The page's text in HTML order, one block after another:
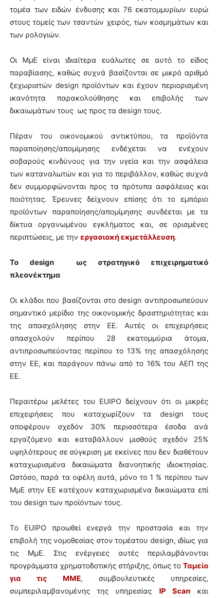
τομέα των ειδών ένδυσης και 76 εκατομμυρίων ευρώ
στους τομείς των τσαντών χειρός, των κοσμημάτων και
των ρολογιών.
Οι ΜμΕ είναι ιδιαίτερα ευάλωτες σε αυτό το είδος
παραβίασης, καθώς συχνά βασίζονται σε μικρό αριθμό
ξεχωριστών design προϊόντων και έχουν περιορισμένη
ικανότητα παρακολούθησης και επιβολής των
δικαιωμάτων τους ως προς τα design τους.
Πέραν του οικονομικού αντικτύπου, τα προϊόντα
παραποίησης/απομίμησης ενδέχεται να ενέχουν
σοβαρούς κινδύνους για την υγεία και την ασφάλεια
των καταναλωτών και για το περιβάλλον, καθώς συχνά
δεν συμμορφώνονται προς τα πρότυπα ασφάλειας και
ποιότητας. Έρευνες δείχνουν επίσης ότι το εμπόριο
προϊόντων παραποίησης/απομίμησης συνδέεται με τα
δίκτυα οργανωμένου εγκλήματος και, σε ορισμένες
περιπτώσεις, με την εργασιακή εκμετάλλευση.
Το design ως στρατηγικό επιχειρηματικό
πλεονέκτημα
Οι κλάδοι που βασίζονται στο design αντιπροσωπεύουν
σημαντικό μερίδιο της οικονομικής δραστηριότητας και
της απασχόλησης στην ΕΕ. Αυτές οι επιχειρήσεις
απασχολούν περίπου 28 εκατομμύρια άτομα,
αντιπροσωπεύοντας περίπου το 13% της απασχόλησης
στην ΕΕ, και παράγουν πάνω από το 16% του ΑΕΠ της
ΕΕ.
Περαιτέρω μελέτες του EUIPO δείχνουν ότι οι μικρές
επιχειρήσεις που καταχωρίζουν τα design τους
αποφέρουν σχεδόν 30% περισσότερα έσοδα ανά
εργαζόμενο και καταβάλλουν μισθούς σχεδόν 25%
υψηλότερους σε σύγκριση με εκείνες που δεν διαθέτουν
καταχωρισμένα δικαιώματα διανοητικής ιδιοκτησίας.
Ωστόσο, παρά τα οφέλη αυτά, μόνο το 1 % περίπου των
ΜμΕ στην ΕΕ κατέχουν καταχωρισμένα δικαιώματα επί
του design των προϊόντων τους.
Το EUIPO προωθεί ενεργά την προστασία και την
επιβολή της νομοθεσίας στον τομέατου design, ιδίως για
τις ΜμΕ. Στις ενέργειες αυτές περιλαμβάνονται
προγράμματα χρηματοδοτικής στήριξης, όπως το Ταμείο
για τις ΜΜΕ, συμβουλευτικές υπηρεσίες,
συμπεριλαμβανομένης της υπηρεσίας IP Scanκαι